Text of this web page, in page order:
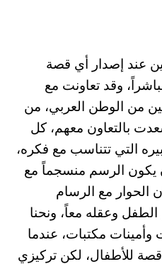
عند إصدار أي قصة
وقد تعاونت مع
من الوطن العربي، من
بالتعاون معهم، كل
التي تتناسب مع فكره،
يكون الرسم منسجماً مع
الحوار مع الرسام
وعقله معاً، ونحنا
مكتبات، عندما
للأطفال، لكن تركيزي